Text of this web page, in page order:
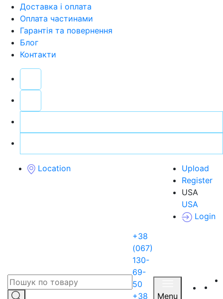
Доставка і оплата
Оплата частинами
Гарантія та повернення
Блог
Контакти
Location
Upload
Register
USA
USA
Login
+38
(067)
130-
69-
50
+38
Menu